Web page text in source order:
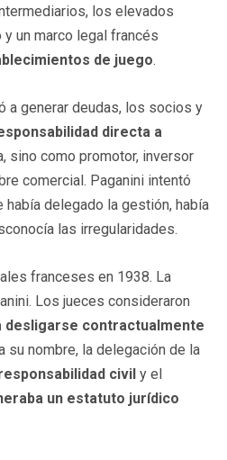
los elevados
un marco legal francés
de juego.
a generar deudas, los socios y
directa a
sino como promotor, inversor
comercial. Paganini intentó
delegado la gestión, había
las irregularidades.
franceses en 1938. La
Los jueces consideraron
desligarse contractualmente
su nombre, la delegación de la
civil y el
un estatuto jurídico